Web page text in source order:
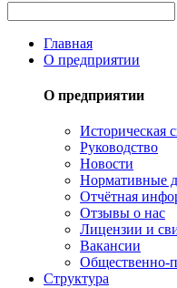
Главная
О предприятии
О предприятии
Историческая
Руководство
Новости
Нормативные
Отчётная
Отзывы о нас
Лицензии и
Вакансии
Общественно-
Структура